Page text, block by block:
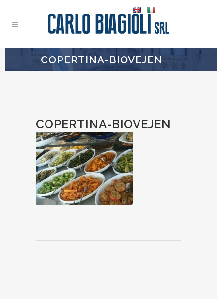
COPERTINA-BIOVEJEN
COPERTINA-BIOVEJEN